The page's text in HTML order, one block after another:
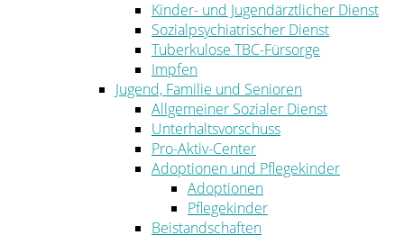
Kinder- und Jugendärztlicher Dienst
Sozialpsychiatrischer Dienst
Tuberkulose TBC-Fürsorge
Impfen
Jugend, Familie und Senioren
Allgemeiner Sozialer Dienst
Unterhaltsvorschuss
Pro-Aktiv-Center
Adoptionen und Pflegekinder
Adoptionen
Pflegekinder
Beistandschaften